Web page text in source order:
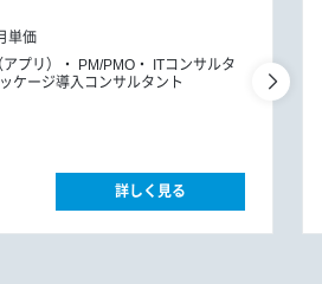
単価
プリ） PM/PMO
ITコンサルタ
ケージ導入コンサルタント
詳しく見る